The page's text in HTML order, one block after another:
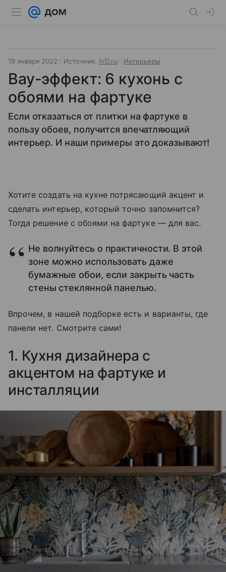
19 января 2022 Источник: IVD.ru Интерьеры
Вау-эффект: 6 кухонь с
обоями на фартуке
Если отказаться от плитки на фартуке в
пользу обоев, получится впечатляющий
интерьер. И наши примеры это доказывают!
Хотите создать на кухне потрясающий акцент и
сделать интерьер, который точно запомнится?
Тогда решение с обоями на фартуке — для вас.
Не волнуйтесь о практичности. В этой
зоне можно использовать даже
бумажные обои, если закрыть часть
стены стеклянной панелью.
Впрочем, в нашей подборке есть и варианты, где
панели нет. Смотрите сами!
1. Кухня дизайнера с
акцентом на фартуке и
инсталляции